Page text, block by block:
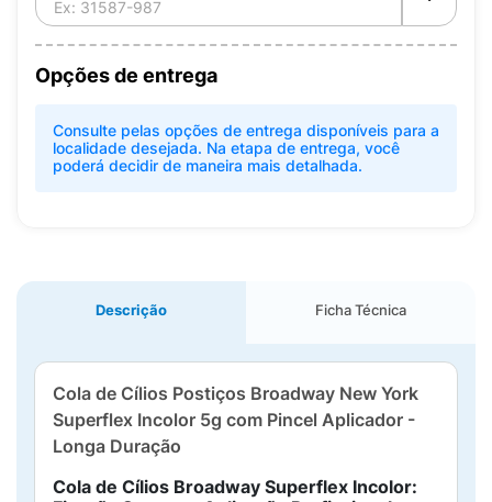
Opções de entrega
Consulte pelas opções de entrega disponíveis para a
localidade desejada. Na etapa de entrega, você
poderá decidir de maneira mais detalhada.
Descrição Ficha Técnica
Cola de Cílios Postiços Broadway New York
Superflex Incolor 5g com Pincel Aplicador -
Longa Duração
Cola de Cílios Broadway Superflex Incolor: